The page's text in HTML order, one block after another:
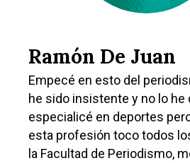
Ramón De Juan
Empecé en esto del
he sido insistente y no lo he
especialicé en deportes
esta profesión toco todos
la Facultad de Periodismo,